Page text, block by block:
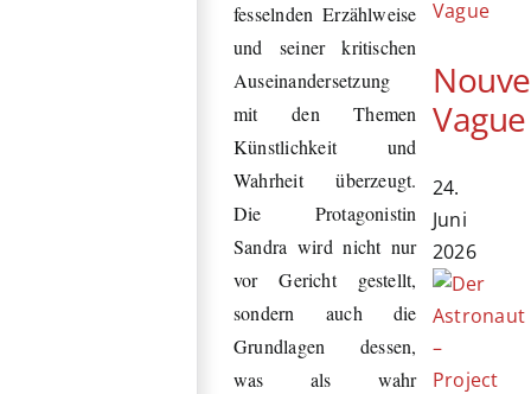
fesselnden Erzählweise
und seiner kritischen
Auseinandersetzung
mit den Themen
Künstlichkeit und
Wahrheit überzeugt.
Die Protagonistin
Sandra wird nicht nur
vor Gericht gestellt,
sondern auch die
Grundlagen dessen,
was als wahr
Vague
24.
Juni
2026